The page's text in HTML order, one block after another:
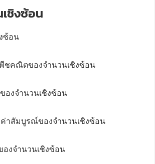
ชิงซ้อน
ซ้อน
พีชคณิตของจำนวนเชิงซ้อน
องจำนวนเชิงซ้อน
ค่าสัมบูรณ์ของจำนวนเชิงซ้อน
องจำนวนเชิงซ้อน